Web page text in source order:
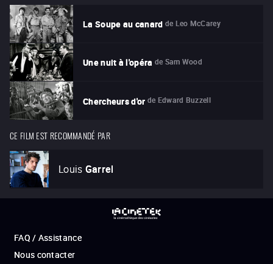
La Soupe au canard de Leo McCarey
Une nuit à l'opéra de Sam Wood
Chercheurs d'or de Edward Buzzell
CE FILM EST RECOMMANDÉ PAR
Louis Garrel
FAQ / Assistance
Nous contacter